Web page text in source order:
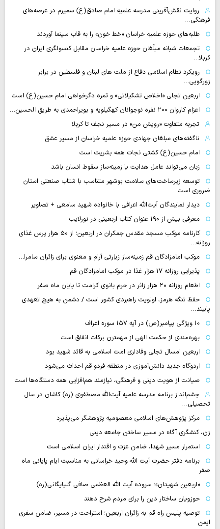
روایت نقش‌آفرینی مدرسه علمیه امام صادق(ع) سمیرم در عرصه‌های
فرهنگی…
طلبه‌های حوزه علمیه خراسان «خط خون» را به قاب سینما آوردند
تجمعات شبانه مبلّغان حوزه علمیه خراسان مقابل کنسولگری ایران در
کربلا…
رویکرد نظام اسلامی دفاع از ملت های لبنان و فلسطین در برابر
زورگویی…
اربعین تجلی «اخلاص تشکیلاتی» و ثمره دگرخواهی امام حسین(ع) است
اعزام کاروان ۲۰۰ نفره نوجوانان کهگیلویه و بویراحمدی به طریق الحسین…
تجربه متفاوت «رویش من» در مسیر نجف تا کربلا
ناگفته‌های مبلغان جهادی حوزه علمیه خراسان از مسیر عشق
امام حسین(ع) کشتی نجات همه بشریت است
زبان می‌تواند عامل هدایت یا زمینه‌ساز سقوط انسان باشد
توسعه زیرساخت‌های سلامت بوشهر متناسب با شتاب صنعتی استان
ضروری است
دیدار نمایندگان آیت‌الله اعرافی با خانواده شهید سامعی + تصاویر
معرفی بیش از ۱۹۰ عنوان کتاب اربعینی در نورلایب
کارنامه موکب مسجد مقدس جمکران در اربعین؛ از ۵۰ هزار پرس غذای
روزانه…
موکب امامزادگان قم زمینه‌ساز زیارتی آرام و معنوی برای زائران سامرا…
پذیرایی روزانه ۱۷ هزار غذا در موکب امامزادگان قم
اطعام روزانه ۲۰ هزار زائر در حرم بانوی کرامت تا پایان ماه صفر
حفظ تنگه هرمز، اولویت راهبردی کشور است / دشمن به هیچ تعهدی
پایبند…
۱۰ ویژگی پیامبر(ص) در آیه ۱۵۷ سوره اعراف
بهره‌مندی از حکمت الهی از مهمترن برکات انفاق است
اربعین امسال تجلی وفاداری امت اسلامی به قائد شهید بود
اردوگاه جدید دانش‌آموزی در منطقه فردو قم احداث می‌شود
صیانت از هویت دینی و فرهنگی، نیازمند هم‌افزایی همه دستگاه‌ها است
چشم‌انداز برنامه مدرسه علمیه آیت‌الله مصطفوی (ره) کاشان در سال
تحصیلی…
مرکز پژوهش‌های اسلامی معصومیه پژوهشگر می‌پذیرد
زن، کنشگری آگاه در مسیر ساختن جامعه دینی
استمرار مسیر شهدا، ضامن عزت و اقتدار ایران اسلامی است
برنامه دفتر حضرت آیت الله وحید خراسانی به مناسبت ایام پایانی ماه
صفر
«اربعین شهیدان»؛ سروده آیت الله العظمی صافی گلپایگانی(ره)
حوزویان ساختار دین را برای مردم شرح دهند
توصیه پلیس راه قم به زائران اربعین؛ استراحت در مسیر، ضامن سفری
ایمن